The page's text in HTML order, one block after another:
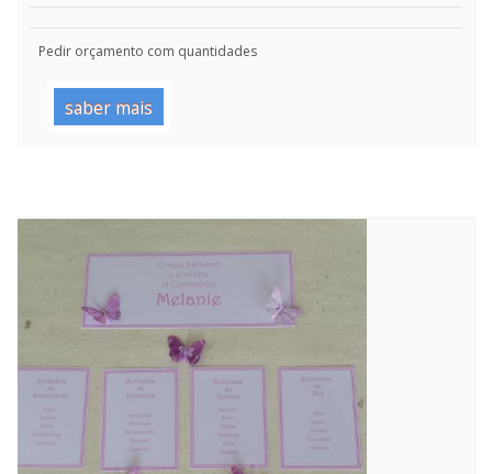
Pedir orçamento com quantidades
saber mais